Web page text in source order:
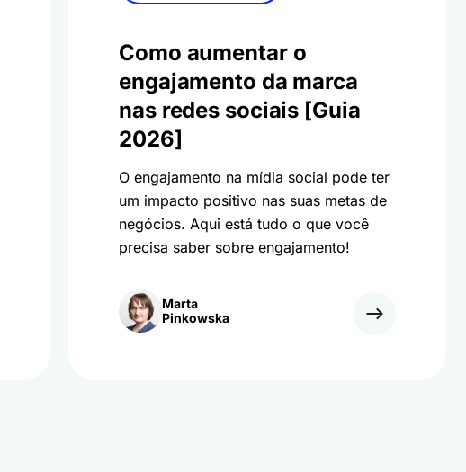
Como aumentar o
engajamento da marca
nas redes sociais [Guia
2026]
O engajamento na mídia social pode ter
um impacto positivo nas suas metas de
negócios. Aqui está tudo o que você
precisa saber sobre engajamento!
Marta
Pinkowska